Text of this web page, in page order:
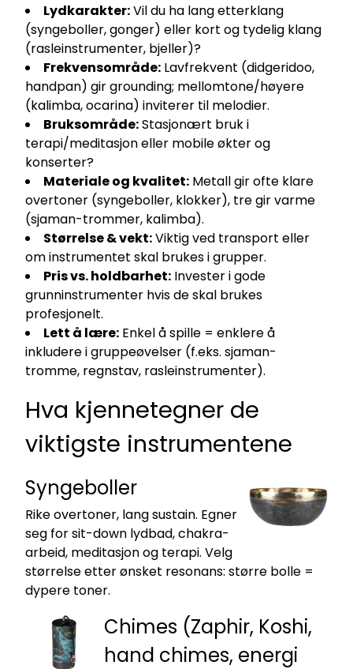
Lydkarakter:Vil du ha lang etterklang
(syngeboller, gonger) eller kort og tydelig klang
(rasleinstrumenter, bjeller)?
Frekvensområde: Lavfrekvent (didgeridoo,
handpan) gir grounding; mellomtone/høyere
(kalimba, ocarina) inviterer til melodier.
Bruksområde:Stasjonært bruk i
terapi/meditasjon eller mobile økter og
konserter?
Materiale og kvalitet: Metall gir ofte klare
overtoner (syngeboller, klokker), tre gir varme
(sjaman-trommer, kalimba).
Størrelse & vekt:Viktig ved transport eller
om instrumentet skal brukes i grupper.
Pris vs. holdbarhet: Invester i gode
grunninstrumenter hvis de skal brukes
profesjonelt.
Lett å lære: Enkel å spille = enklere å
inkludere i gruppeøvelser (f.eks. sjaman-
tromme, regnstav, rasleinstrumenter).
Hva kjennetegner de
viktigste instrumentene
Syngeboller
Rike overtoner, lang sustain. Egner
seg for sit-down lydbad, chakra-
arbeid, meditasjon og terapi. Velg
størrelse etter ønsket resonans: større bolle =
dypere toner.
Chimes (Zaphir, Koshi,
hand chimes, energi